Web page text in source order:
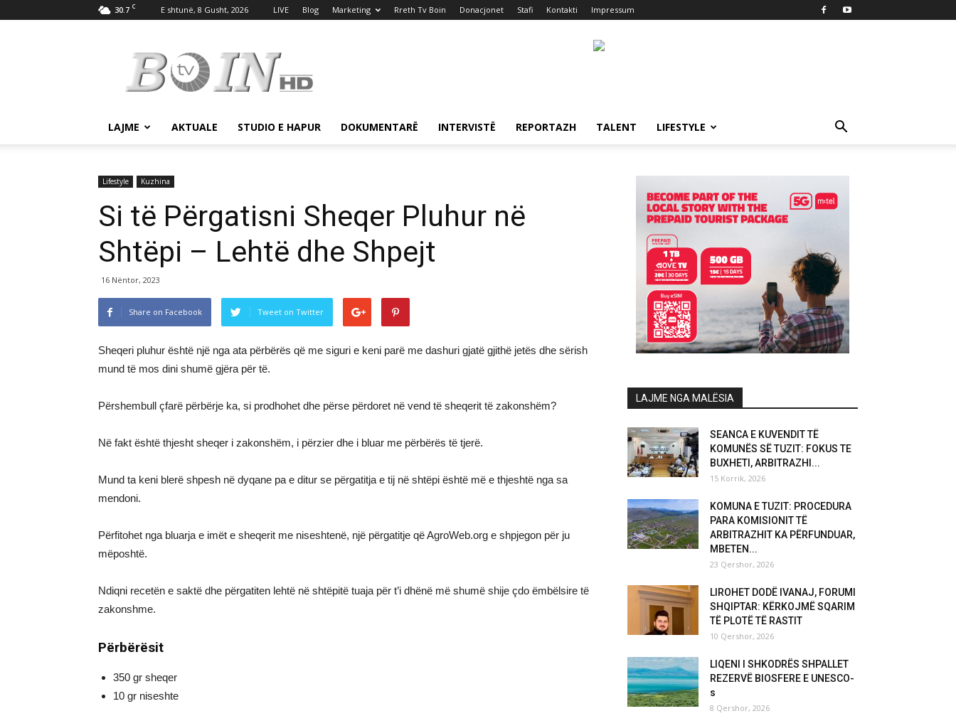
30.7 C E shtunë, 8 Gusht, 2026 LIVE Blog Marketing Rreth Tv Boin Donacjonet Stafi Kontakti Impressum
Boin
LAJME AKTUALE STUDIO E HAPUR DOKUMENTARË INTERVISTË REPORTAZH TALENT LIFESTYLE
Lifestyle Kuzhina
Si të Përgatisni Sheqer Pluhur në
Shtëpi – Lehtë dhe Shpejt
16 Nëntor, 2023
Share on Facebook Tweet on Twitter
Sheqeri pluhur është një nga ata përbërës që me siguri e keni parë me dashuri gjatë gjithë jetës dhe sërish
mund të mos dini shumë gjëra për të.
Përshembull çfarë përbërje ka, si prodhohet dhe përse përdoret në vend të sheqerit të zakonshëm?
Në fakt është thjesht sheqer i zakonshëm, i përzier dhe i bluar me përbërës të tjerë.
Mund ta keni blerë shpesh në dyqane pa e ditur se përgatitja e tij në shtëpi është më e thjeshtë nga sa
mendoni.
Përfitohet nga bluarja e imët e sheqerit me niseshtenë, një përgatitje që AgroWeb.org e shpjegon për ju
mëposhtë.
Ndiqni recetën e saktë dhe përgatiten lehtë në shtëpitë tuaja për t’i dhënë më shumë shije çdo ëmbëlsire të
zakonshme.
Përbërësit
350 gr sheqer
10 gr niseshte
LAJME NGA MALËSIA
SEANCA E KUVENDIT TË
KOMUNËS SË TUZIT: FOKUS TE
BUXHETI, ARBITRAZHI...
15 Korrik, 2026
KOMUNA E TUZIT: PROCEDURA
PARA KOMISIONIT TË
ARBITRAZHIT KA PËRFUNDUAR,
MBETEN...
23 Qershor, 2026
LIROHET DODË IVANAJ, FORUMI
SHQIPTAR: KËRKOJMË SQARIM
TË PLOTË TË RASTIT
10 Qershor, 2026
LIQENI I SHKODRËS SHPALLET
REZERVË BIOSFERE E UNESCO-
s
8 Qershor, 2026